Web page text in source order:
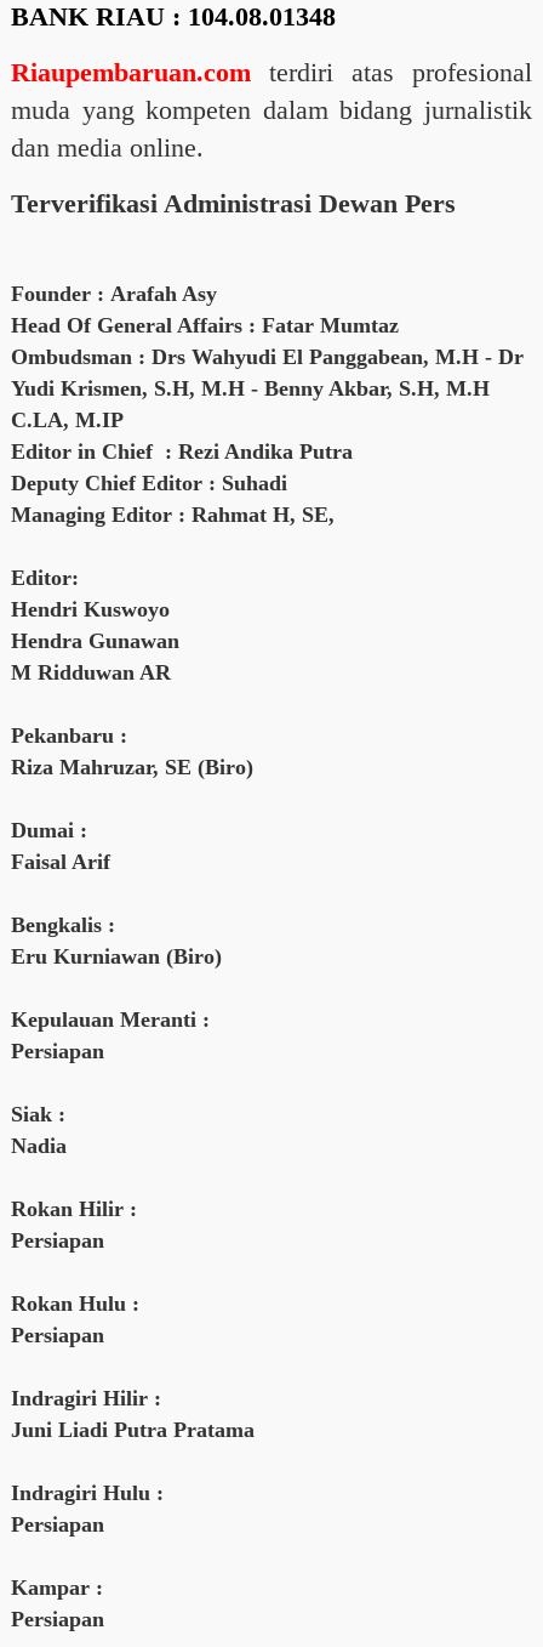
BANK RIAU : 104.08.01348
Riaupembaruan.comterdiri atas profesional
muda yang kompeten dalam bidang jurnalistik
dan media online.
Terverifikasi Administrasi Dewan Pers
Founder : Arafah Asy
Head Of General Affairs : Fatar Mumtaz
Ombudsman : Drs Wahyudi El Panggabean, M.H - Dr
Yudi Krismen, S.H, M.H - Benny Akbar, S.H, M.H
C.LA, M.IP
Editor in Chief : Rezi Andika Putra
Deputy Chief Editor : Suhadi
Managing Editor : Rahmat H, SE,
Editor:
Hendri Kuswoyo
Hendra Gunawan
M Ridduwan AR
Pekanbaru :
Riza Mahruzar, SE (Biro)
Dumai :
Faisal Arif
Bengkalis :
Eru Kurniawan (Biro)
Kepulauan Meranti :
Persiapan
Siak :
Nadia
Rokan Hilir :
Persiapan
Rokan Hulu :
Persiapan
Indragiri Hilir :
Juni Liadi Putra Pratama
Indragiri Hulu :
Persiapan
Kampar :
Persiapan